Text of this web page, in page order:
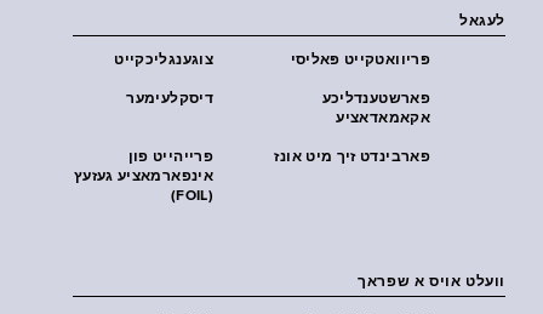
לעגאל
צוגענגליכקייט פּריוואטקייט פּאליסי
דיסקלעימער
פארשטענדליכע
אקאמאדאציע
פרייהייט פון
אינפארמאציע געזעץ
(FOIL)
פארבינדט זיך מיט אונז
וועלט אויס א שפראך